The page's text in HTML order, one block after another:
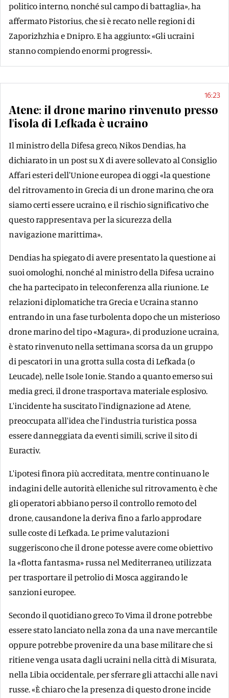
politico interno, nonché sul campo di battaglia», ha
affermato Pistorius, che si è recato nelle regioni di
Zaporizhzhia e Dnipro. E ha aggiunto: «Gli ucraini
stanno compiendo enormi progressi».
16:23
Atene: il drone marino rinvenuto presso
l'isola di Lefkada è ucraino
Il ministro della Difesa greco, Nikos Dendias, ha
dichiarato in un post su X di avere sollevato al Consiglio
Affari esteri dell'Unione europea di oggi «la questione
del ritrovamento in Grecia di un drone marino, che ora
siamo certi essere ucraino, e il rischio significativo che
questo rappresentava per la sicurezza della
navigazione marittima».
Dendias ha spiegato di avere presentato la questione ai
suoi omologhi, nonché al ministro della Difesa ucraino
che ha partecipato in teleconferenza alla riunione. Le
relazioni diplomatiche tra Grecia e Ucraina stanno
entrando in una fase turbolenta dopo che un misterioso
drone marino del tipo «Magura», di produzione ucraina,
è stato rinvenuto nella settimana scorsa da un gruppo
di pescatori in una grotta sulla costa di Lefkada (o
Leucade), nelle Isole Ionie. Stando a quanto emerso sui
media greci, il drone trasportava materiale esplosivo.
L'incidente ha suscitato l'indignazione ad Atene,
preoccupata all'idea che l'industria turistica possa
essere danneggiata da eventi simili, scrive il sito di
Euractiv.
L'ipotesi finora più accreditata, mentre continuano le
indagini delle autorità elleniche sul ritrovamento, è che
gli operatori abbiano perso il controllo remoto del
drone, causandone la deriva fino a farlo approdare
sulle coste di Lefkada. Le prime valutazioni
suggeriscono che il drone potesse avere come obiettivo
la «flotta fantasma» russa nel Mediterraneo, utilizzata
per trasportare il petrolio di Mosca aggirando le
sanzioni europee.
Secondo il quotidiano greco To Vima il drone potrebbe
essere stato lanciato nella zona da una nave mercantile
oppure potrebbe provenire da una base militare che si
ritiene venga usata dagli ucraini nella città di Misurata,
nella Libia occidentale, per sferrare gli attacchi alle navi
russe. «È chiaro che la presenza di questo drone incide